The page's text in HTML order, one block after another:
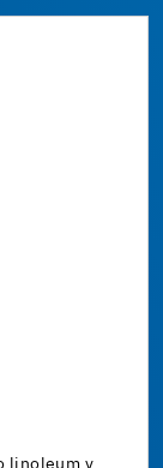
linoleum v